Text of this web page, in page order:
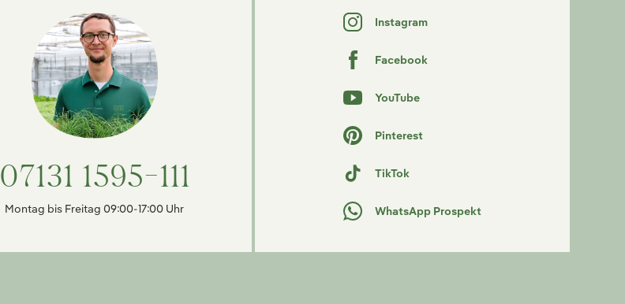
07131 1595-111
Montag bis Freitag 09:00-17:00 Uhr
Instagram
Facebook
YouTube
Pinterest
TikTok
WhatsApp Prospekt